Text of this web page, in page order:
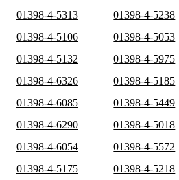
01398-4-5313
01398-4-5238
01398-4-5106
01398-4-5053
01398-4-5132
01398-4-5975
01398-4-6326
01398-4-5185
01398-4-6085
01398-4-5449
01398-4-6290
01398-4-5018
01398-4-6054
01398-4-5572
01398-4-5175
01398-4-5218